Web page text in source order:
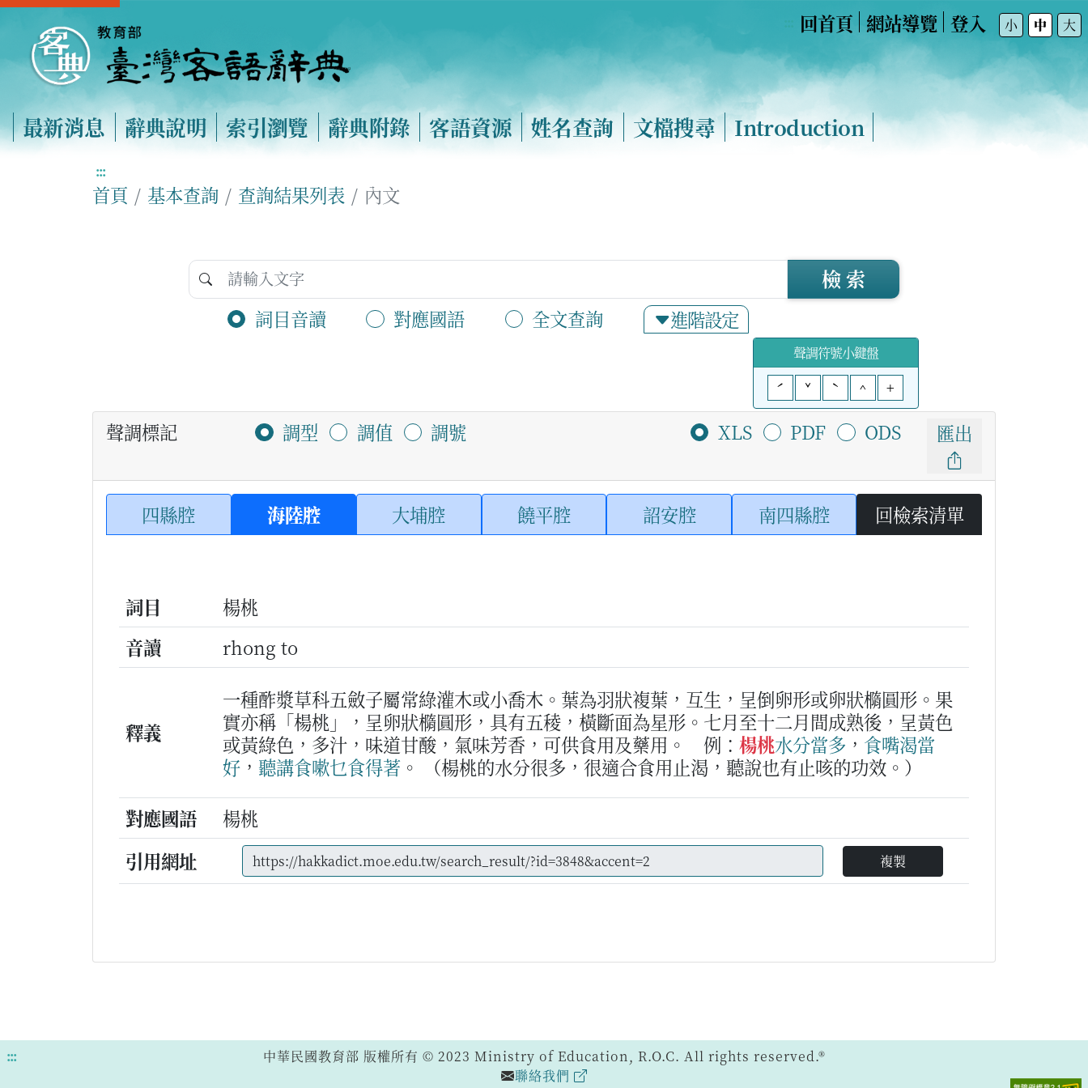
回首頁 網站導覽 登入 小 中 大
最新消息 辭典說明 索引瀏覽 辭典附錄 客語資源 姓名查詢 文檔搜尋 Introduction
:::
首頁 基本查詢 查詢結果列表 內文
詞目音讀 對應國語 全文查詢 進階設定
檢 索
聲調符號小鍵盤
ˊ
ˇ ˋ ^ +
聲調標記 調型 調值 調號 XLS PDF ODS 匯出
四縣腔 海陸腔 大埔腔 饒平腔 詔安腔 南四縣腔 回檢索清單
詞目
楊桃
音讀
rhong to
釋義
一種酢漿草科五斂子屬常綠灌木或小喬木。葉為羽狀複葉，互生，呈倒卵形或卵狀橢圓形。果
實亦稱「楊桃」，呈卵狀橢圓形，具有五稜，橫斷面為星形。七月至十二月間成熟後，呈黃色
或黃綠色，多汁，味道甘酸，氣味芳香，可供食用及藥用。
例： 楊桃水分當多 ， 食嘴渴當
好 ， 聽講食嗽乜食得著 。
（楊桃的水分很多，很適合食用止渴，聽說也有止咳的功效。）
對應國語
楊桃
引用網址
複製
:::
中華民國教育部 版權所有 © 2023 Ministry of Education, R.O.C. All rights reserved.®
聯絡我們